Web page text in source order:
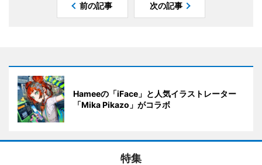
前の記事 次の記事
Hameeの「iFace」と人気イラストレーター
「Mika Pikazo」がコラボ
特集